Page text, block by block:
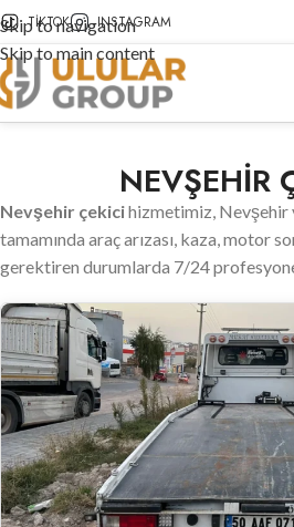
Skip to navigation
Skip to main content
TIKTOK INSTAGRAM
NEVŞEHİR
Nevşehir çekicihizmetimiz, Nevşehir
tamamında araç arızası, kaza, motor
gerektiren durumlarda 7/24